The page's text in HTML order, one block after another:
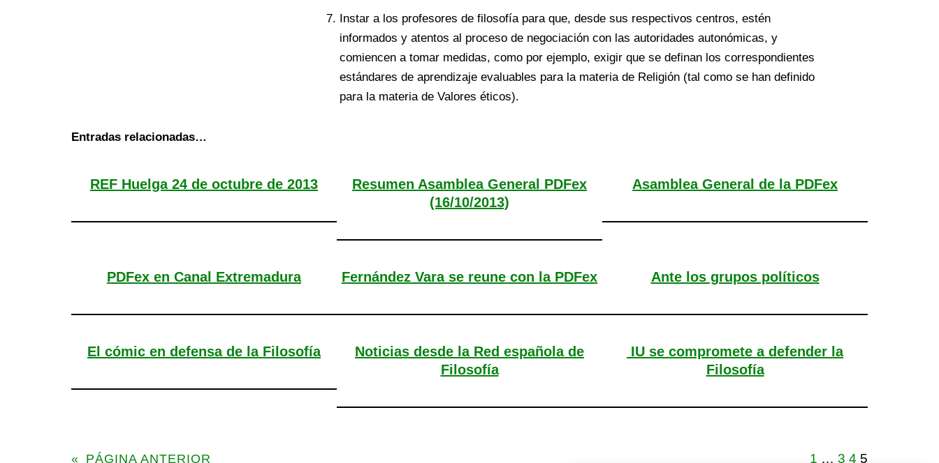
Instar a los profesores de filosofía para que, desde sus respectivos centros, estén
informados y atentos al proceso de negociación con las autoridades autonómicas, y
comiencen a tomar medidas, como por ejemplo, exigir que se definan los correspondientes
estándares de aprendizaje evaluables para la materia de Religión (tal como se han definido
para la materia de Valores éticos).
Entradas relacionadas…
REF Huelga 24 de octubre de 2013
Resumen Asamblea General PDFex
(16/10/2013)
Asamblea General de la PDFex
PDFex en Canal Extremadura Fernández Vara se reune con la PDFex Ante los grupos políticos
El cómic en defensa de la Filosofía
Noticias desde la Red española de
Filosofía
IU se compromete a defender la
Filosofía
« PÁGINA ANTERIOR 1 … 3 4 5